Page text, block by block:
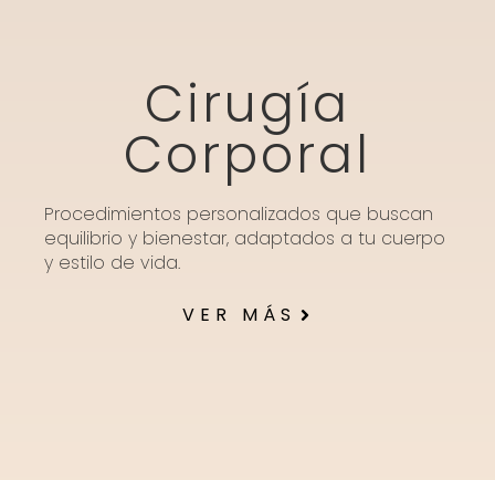
Cirugía
Corporal
Procedimientos personalizados que buscan
equilibrio y bienestar, adaptados a tu cuerpo
y estilo de vida.
VER MÁS